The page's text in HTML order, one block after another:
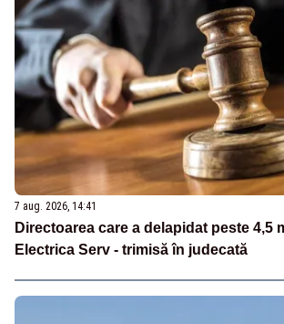
7 aug. 2026, 14:41
Directoarea care a delapidat peste 4,5
Electrica Serv - trimisă în judecată